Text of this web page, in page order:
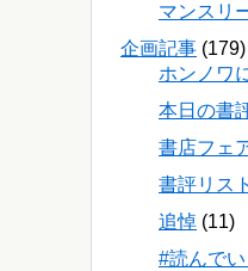
マンスリ
企画記事 (179)
ホンノワ
本日の書
書店フェ
書評リスト
追悼 (11)
#読んでい